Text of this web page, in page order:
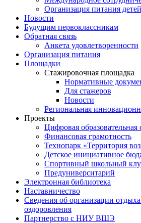
Организация питания детей
Новости
Будущим первоклассникам
Обратная связь
Анкета удовлетворенности
Организация питания
Площадки
Стажировочная площадка
Нормативные
Для стажеров
Новости
Региональная
Проекты
Цифровая образовательная
Финансовая грамотность
Технопарк «Территория
Детское инициативное
Спортивный школьный
Предуниверситарий
Электронная библиотека
Наставничество
Сведения об организации
оздоровления
Партнерство с НИУ ВШЭ